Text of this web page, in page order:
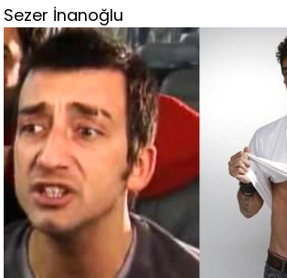
Sezer İnanoğlu